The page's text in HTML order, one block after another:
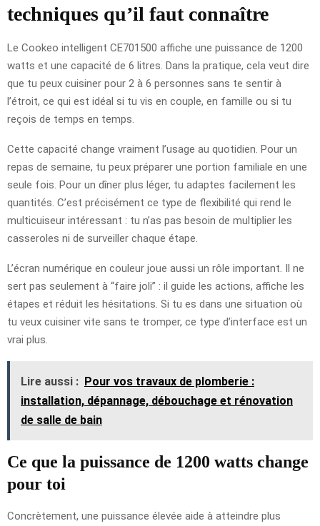
techniques qu’il faut connaître
Le Cookeo intelligent CE701500 affiche une puissance de 1200
watts et une capacité de 6 litres. Dans la pratique, cela veut dire
que tu peux cuisiner pour 2 à 6 personnes sans te sentir à
l’étroit, ce qui est idéal si tu vis en couple, en famille ou si tu
reçois de temps en temps.
Cette capacité change vraiment l’usage au quotidien. Pour un
repas de semaine, tu peux préparer une portion familiale en une
seule fois. Pour un dîner plus léger, tu adaptes facilement les
quantités. C’est précisément ce type de flexibilité qui rend le
multicuiseur intéressant : tu n’as pas besoin de multiplier les
casseroles ni de surveiller chaque étape.
L’écran numérique en couleur joue aussi un rôle important. Il ne
sert pas seulement à “faire joli” : il guide les actions, affiche les
étapes et réduit les hésitations. Si tu es dans une situation où
tu veux cuisiner vite sans te tromper, ce type d’interface est un
vrai plus.
Lire aussi : Pour vos travaux de plomberie :
installation, dépannage, débouchage et rénovation
de salle de bain
Ce que la puissance de 1200 watts change
pour toi
Concrètement, une puissance élevée aide à atteindre plus